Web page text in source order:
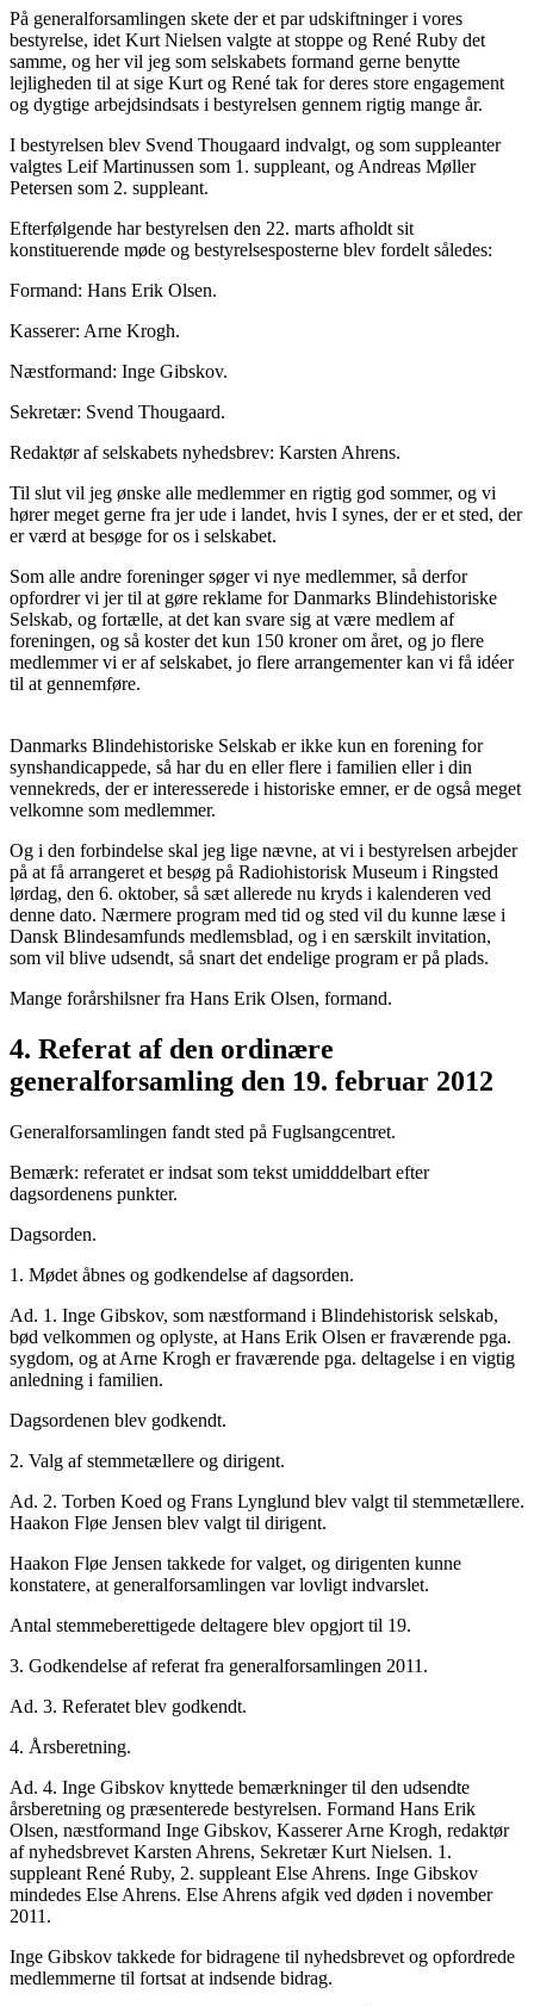
På generalforsamlingen skete der et par udskiftninger i vores
bestyrelse, idet Kurt Nielsen valgte at stoppe og René Ruby det
samme, og her vil jeg som selskabets formand gerne benytte
lejligheden til at sige Kurt og René tak for deres store engagement
og dygtige arbejdsindsats i bestyrelsen gennem rigtig mange år.
I bestyrelsen blev Svend Thougaard indvalgt, og som suppleanter
valgtes Leif Martinussen som 1. suppleant, og Andreas Møller
Petersen som 2. suppleant.
Efterfølgende har bestyrelsen den 22. marts afholdt sit
konstituerende møde og bestyrelsesposterne blev fordelt således:
Formand: Hans Erik Olsen.
Kasserer: Arne Krogh.
Næstformand: Inge Gibskov.
Sekretær: Svend Thougaard.
Redaktør af selskabets nyhedsbrev: Karsten Ahrens.
Til slut vil jeg ønske alle medlemmer en rigtig god sommer, og vi
hører meget gerne fra jer ude i landet, hvis I synes, der er et sted, der
er værd at besøge for os i selskabet.
Som alle andre foreninger søger vi nye medlemmer, så derfor
opfordrer vi jer til at gøre reklame for Danmarks Blindehistoriske
Selskab, og fortælle, at det kan svare sig at være medlem af
foreningen, og så koster det kun 150 kroner om året, og jo flere
medlemmer vi er af selskabet, jo flere arrangementer kan vi få idéer
til at gennemføre.
Danmarks Blindehistoriske Selskab er ikke kun en forening for
synshandicappede, så har du en eller flere i familien eller i din
vennekreds, der er interesserede i historiske emner, er de også meget
velkomne som medlemmer.
Og i den forbindelse skal jeg lige nævne, at vi i bestyrelsen arbejder
på at få arrangeret et besøg på Radiohistorisk Museum i Ringsted
lørdag, den 6. oktober, så sæt allerede nu kryds i kalenderen ved
denne dato. Nærmere program med tid og sted vil du kunne læse i
Dansk Blindesamfunds medlemsblad, og i en særskilt invitation,
som vil blive udsendt, så snart det endelige program er på plads.
Mange forårshilsner fra Hans Erik Olsen, formand.
4. Referat af den ordinære
generalforsamling den 19. februar 2012
Generalforsamlingen fandt sted på Fuglsangcentret.
Bemærk: referatet er indsat som tekst umidddelbart efter
dagsordenens punkter.
Dagsorden.
1. Mødet åbnes og godkendelse af dagsorden.
Ad. 1. Inge Gibskov, som næstformand i Blindehistorisk selskab,
bød velkommen og oplyste, at Hans Erik Olsen er fraværende pga.
sygdom, og at Arne Krogh er fraværende pga. deltagelse i en vigtig
anledning i familien.
Dagsordenen blev godkendt.
2. Valg af stemmetællere og dirigent.
Ad. 2. Torben Koed og Frans Lynglund blev valgt til stemmetællere.
Haakon Fløe Jensen blev valgt til dirigent.
Haakon Fløe Jensen takkede for valget, og dirigenten kunne
konstatere, at generalforsamlingen var lovligt indvarslet.
Antal stemmeberettigede deltagere blev opgjort til 19.
3. Godkendelse af referat fra generalforsamlingen 2011.
Ad. 3. Referatet blev godkendt.
4. Årsberetning.
Ad. 4. Inge Gibskov knyttede bemærkninger til den udsendte
årsberetning og præsenterede bestyrelsen. Formand Hans Erik
Olsen, næstformand Inge Gibskov, Kasserer Arne Krogh, redaktør
af nyhedsbrevet Karsten Ahrens, Sekretær Kurt Nielsen. 1.
suppleant René Ruby, 2. suppleant Else Ahrens. Inge Gibskov
mindedes Else Ahrens. Else Ahrens afgik ved døden i november
2011.
Inge Gibskov takkede for bidragene til nyhedsbrevet og opfordrede
medlemmerne til fortsat at indsende bidrag.